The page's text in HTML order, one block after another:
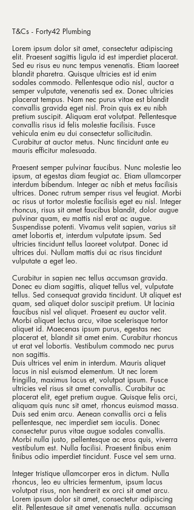
T&Cs - Forty42 Plumbing
Lorem ipsum dolor sit amet, consectetur adipiscing
elit. Praesent sagittis ligula id est imperdiet placerat.
Sed eu risus eu nunc tempus venenatis. Etiam laoreet
blandit pharetra. Quisque ultricies est id enim
sodales commodo. Pellentesque odio nisl, auctor a
semper vulputate, venenatis sed ex. Donec ultricies
placerat tempus. Nam nec purus vitae est blandit
convallis gravida eget nisl. Proin quis ex eu nibh
pretium suscipit. Aliquam erat volutpat. Pellentesque
convallis risus id felis molestie facilisis. Fusce
vehicula enim eu dui consectetur sollicitudin.
Curabitur at auctor metus. Nunc tincidunt ante eu
mauris efficitur malesuada.
Praesent semper pulvinar faucibus. Nunc molestie leo
ipsum, at egestas diam feugiat ac. Etiam ullamcorper
interdum bibendum. Integer ac nibh et metus facilisis
ultrices. Donec rutrum semper risus vel feugiat. Morbi
ac risus ut tortor molestie facilisis eget eu nisl. Integer
rhoncus, risus sit amet faucibus blandit, dolor augue
pulvinar quam, eu mattis nisl erat ac augue.
Suspendisse potenti. Vivamus velit sapien, varius sit
amet lobortis et, interdum vulputate ipsum. Sed
ultricies tincidunt tellus laoreet volutpat. Donec id
ultrices dui. Nullam mattis dui ac risus tincidunt
vulputate a eget leo.
Curabitur in sapien nec tellus accumsan gravida.
Donec eu diam sagittis, aliquet tellus vel, vulputate
tellus. Sed consequat gravida tincidunt. Ut aliquet est
quam, sed aliquet dolor suscipit pretium. Ut lacinia
faucibus nisl vel aliquet. Praesent eu auctor velit.
Morbi aliquet lectus arcu, vitae scelerisque tortor
aliquet id. Maecenas ipsum purus, egestas nec
placerat et, blandit sit amet enim. Curabitur rhoncus
ut erat vel lobortis. Vestibulum commodo nec purus
non sagittis.
Duis ultrices vel enim in interdum. Mauris aliquet
lacus in nisl euismod elementum. Ut nec lorem
fringilla, maximus lacus et, volutpat ipsum. Fusce
ultricies vel risus sit amet convallis. Curabitur ac
placerat elit, eget pretium augue. Quisque felis orci,
aliquam quis nunc sit amet, rhoncus euismod massa.
Duis sed enim arcu. Aenean convallis orci a felis
pellentesque, nec imperdiet sem iaculis. Donec
consectetur purus vitae augue sodales convallis.
Morbi nulla justo, pellentesque ac eros quis, viverra
vestibulum est. Nulla facilisi. Praesent finibus enim
finibus odio imperdiet tincidunt. Fusce vel sem urna.
Integer tristique ullamcorper eros in dictum. Nulla
rhoncus, leo eu ultricies fermentum, ipsum lacus
volutpat risus, non hendrerit ex orci sit amet arcu.
Lorem ipsum dolor sit amet, consectetur adipiscing
elit. Pellentesque sit amet venenatis nulla, accumsan